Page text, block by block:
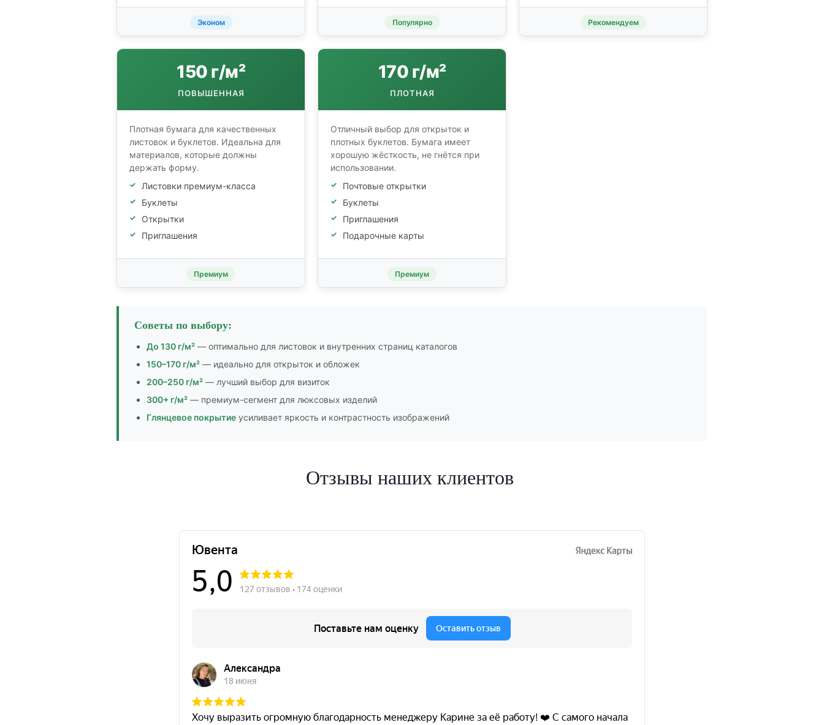
Эконом Популярно Рекомендуем
150 г/м²
ПОВЫШЕННАЯ
Плотная бумага для качественных
листовок и буклетов. Идеальна для
материалов, которые должны
держать форму.
Листовки премиум-класса
Буклеты
Открытки
Приглашения
Премиум
170 г/м²
ПЛОТНАЯ
Отличный выбор для открыток и
плотных буклетов. Бумага имеет
хорошую жёсткость, не гнётся при
использовании.
Почтовые открытки
Буклеты
Приглашения
Подарочные карты
Премиум
Советы по выбору:
До 130 г/м² — оптимально для листовок и внутренних страниц каталогов
150–170 г/м² — идеально для открыток и обложек
200–250 г/м² — лучший выбор для визиток
300+ г/м² — премиум-сегмент для люксовых изделий
Глянцевое покрытие усиливает яркость и контрастность изображений
Отзывы наших клиентов